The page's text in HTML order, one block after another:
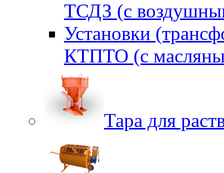
ТСДЗ (c
Установки
КТПТО (c
Тара для